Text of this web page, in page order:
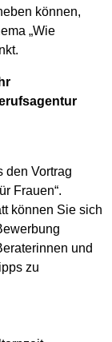
können,
„Wie
den Vortrag
Frauen“.
können Sie sich
und
zu